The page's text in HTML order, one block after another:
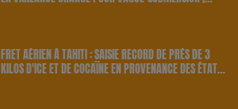
FRET AÉRIEN À TAHITI : SAISIE RECORD DE PRÈS DE 3
KILOS D'ICE ET DE COCAÏNE EN PROVENANCE DES ÉTATS-